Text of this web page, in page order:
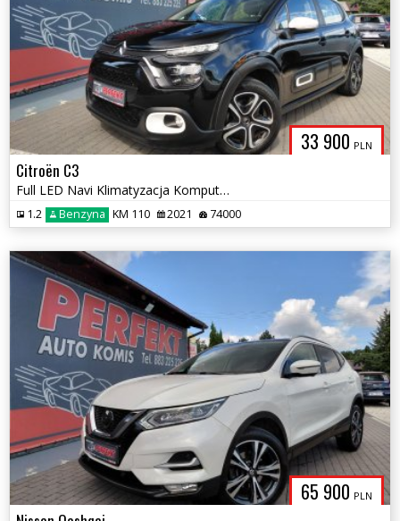
33 900 PLN
Citroën C3
Full LED Navi Klimatyzacja Komputer Tempomat
1.2 Benzyna KM 110 2021 74000
65 900 PLN